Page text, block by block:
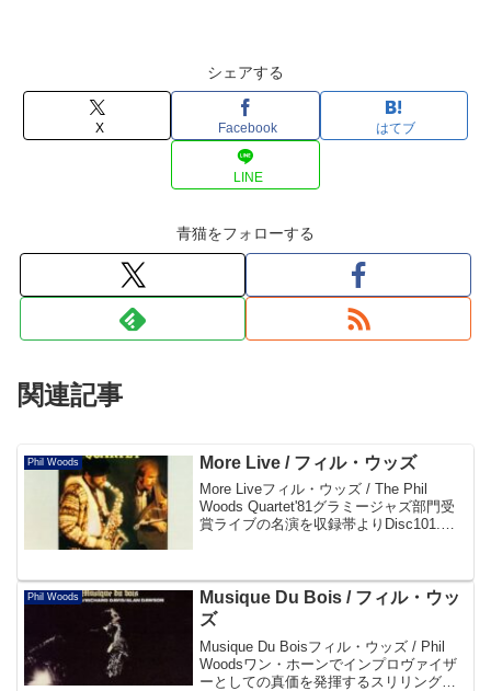
シェアする
X Facebook はてブ
LINE
青猫をフォローする
関連記事
Phil Woods More Live / フィル・ウッズ
More Liveフィル・ウッズ / The Phil
Woods Quartet'81グラミージャズ部門受
賞ライブの名演を収録帯よりDisc101.
Phil Woods
Musique Du Bois / フィル・ウッ
ズ
Musique Du Boisフィル・ウッズ / Phil
Woodsワン・ホーンでインプロヴァイザ
ーとしての真価を発揮するスリリングな